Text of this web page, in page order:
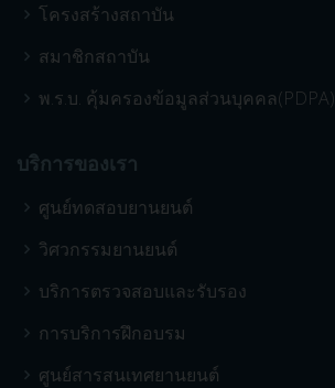
โครงสร้างสถาบัน
สมาชิกสถาบัน
พ.ร.บ. คุ้มครองข้อมูลส่วนบุคคล(PDPA)
บริการของเรา
ศูนย์ทดสอบยานยนต์
วิศวกรรมยานยนต์
บริการตรวจสอบและรับรอง
การบริการฝึกอบรม
ศูนย์สารสนเทศยานยนต์